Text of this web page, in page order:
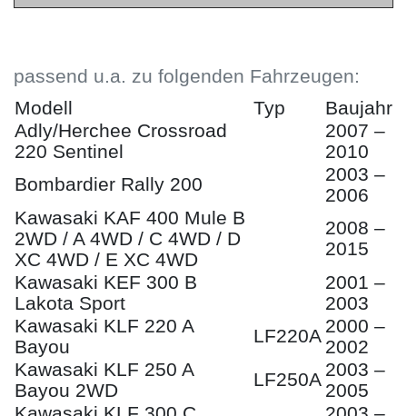
passend u.a. zu folgenden Fahrzeugen:
Modell
Typ
Baujahr
Adly/Herchee Crossroad
220 Sentinel
2007 –
2010
Bombardier Rally 200
2003 –
2006
Kawasaki KAF 400 Mule B
2WD / A 4WD / C 4WD / D
XC 4WD / E XC 4WD
2008 –
2015
Kawasaki KEF 300 B
Lakota Sport
2001 –
2003
Kawasaki KLF 220 A
Bayou
LF220A 2000 –
2002
Kawasaki KLF 250 A
Bayou 2WD
LF250A 2003 –
2005